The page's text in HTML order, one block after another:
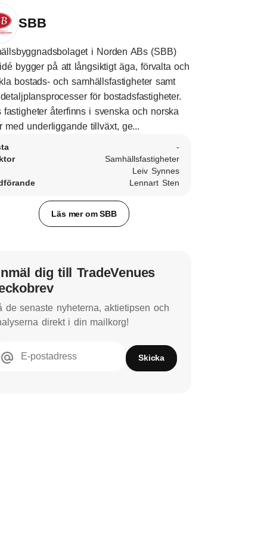
SBB
i Norden ABs (SBB)
bygger på att långsiktigt äga, förvalta och
bostads- och samhällsfastigheter samt
för bostadsfastigheter.
fastigheter återfinns i svenska och norska
med underliggande tillväxt, ge...
-
Samhällsfastigheter
Leiv Synnes
Lennart Sten
Läs mer om SBB
dig till TradeVenues
de senaste nyheterna, aktietipsen och
direkt i din mailkorg!
E-postadress Skicka